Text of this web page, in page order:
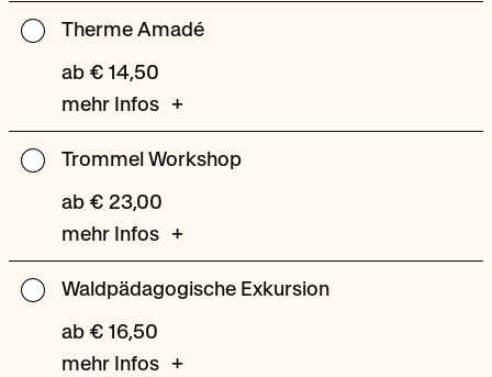
Therme
Amadé
Therme Amadé
ab € 14,50
mehr Infos
Trommel
Workshop
Trommel Workshop
ab € 23,00
mehr Infos
Waldpädagogische
Exkursion
Waldpädagogische Exkursion
ab € 16,50
mehr Infos